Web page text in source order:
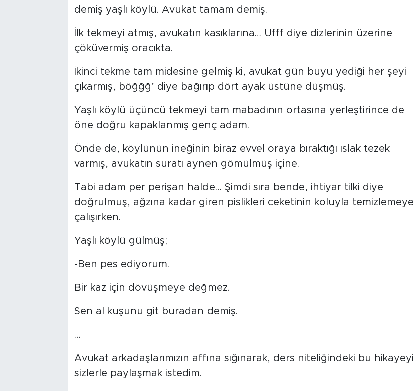
demiş yaşlı köylü. Avukat tamam demiş.
İlk tekmeyi atmış, avukatın kasıklarına… Ufff diye dizlerinin üzerine
çöküvermiş oracıkta.
İkinci tekme tam midesine gelmiş ki, avukat gün buyu yediği her şeyi
çıkarmış, böğğğ’ diye bağırıp dört ayak üstüne düşmüş.
Yaşlı köylü üçüncü tekmeyi tam mabadının ortasına yerleştirince de
öne doğru kapaklanmış genç adam.
Önde de, köylünün ineğinin biraz evvel oraya bıraktığı ıslak tezek
varmış, avukatın suratı aynen gömülmüş içine.
Tabi adam per perişan halde… Şimdi sıra bende, ihtiyar tilki diye
doğrulmuş, ağzına kadar giren pislikleri ceketinin koluyla temizlemeye
çalışırken.
Yaşlı köylü gülmüş;
-Ben pes ediyorum.
Bir kaz için dövüşmeye değmez.
Sen al kuşunu git buradan demiş.
…
Avukat arkadaşlarımızın affına sığınarak, ders niteliğindeki bu hikayeyi
sizlerle paylaşmak istedim.